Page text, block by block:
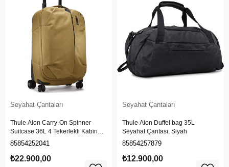
Seyahat Çantaları
Thule Aion Carry-On Spinner
Suitcase 36L 4 Tekerlekli Kabin
Boy Valiz, Nutria
85854252041
₺22.900,00
Seyahat Çantaları
Thule Aion Duffel bag 35L
Seyahat Çantası, Siyah
85854257879
₺12.900,00